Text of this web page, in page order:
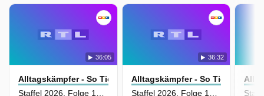
36:05
Alltagskämpfer - So Tickt Deutschland!
36:32
Alltagskämpfer - So Tickt